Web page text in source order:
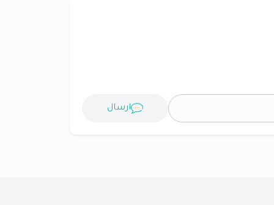
ارسال